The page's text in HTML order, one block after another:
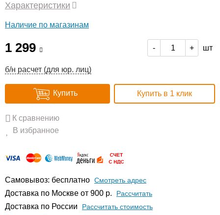
Характеристики
Наличие по магазинам
1 299 - + шт
б/н расчет (для юр. лиц)
Купить Купить в 1 клик
К сравнению
В избранное
Самовывоз: бесплатно Смотреть адрес
Доставка по Москве от 900 р. Расcчитать
Доставка по России Рассчитать стоимость